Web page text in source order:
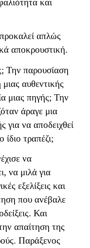
και
απλώς
αποκρουστική.
Την παρουσίαση
αυθεντικής
μιας πηγής; Την
άραγε μια
για να αποδειχθεί
ίδιο τραπέζι;
να
να μιλά για
εξελίξεις και
που ανέβαλε
Και
απαίτηση της
Παράξενος